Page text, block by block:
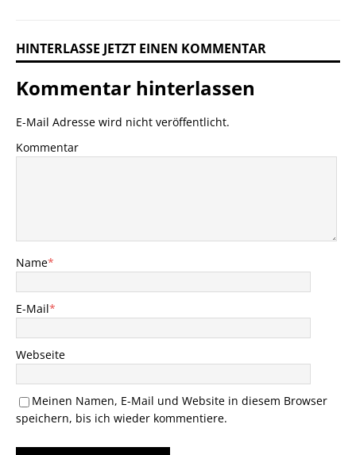
HINTERLASSE JETZT EINEN KOMMENTAR
Kommentar hinterlassen
E-Mail Adresse wird nicht veröffentlicht.
Kommentar
Name*
E-Mail*
Webseite
Meinen Namen, E-Mail und Website in diesem Browser
speichern, bis ich wieder kommentiere.